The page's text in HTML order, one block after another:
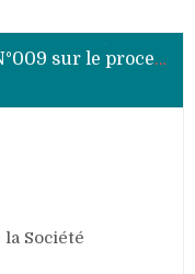
Bulletin bimensuel N°010 sur le processus électoral de 2020 au Burundi
Bulletin bimensuel N°007 sur le processus électoral de 2020 au Burundi
Société